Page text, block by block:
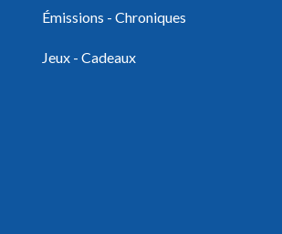
Émissions - Chroniques
Jeux - Cadeaux